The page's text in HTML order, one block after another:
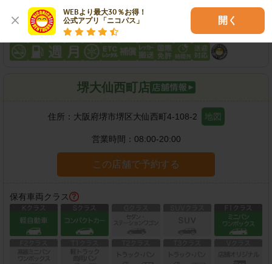
WEBより最大30％お得！
公式アプリ「ニコパス」
開く
各種サービス
堺大仙西町店
住所： 大阪府堺市堺区大仙西町4-108-2 地図
営業時間： 08:00-20:00
この店舗で予約する
保有車両クラス